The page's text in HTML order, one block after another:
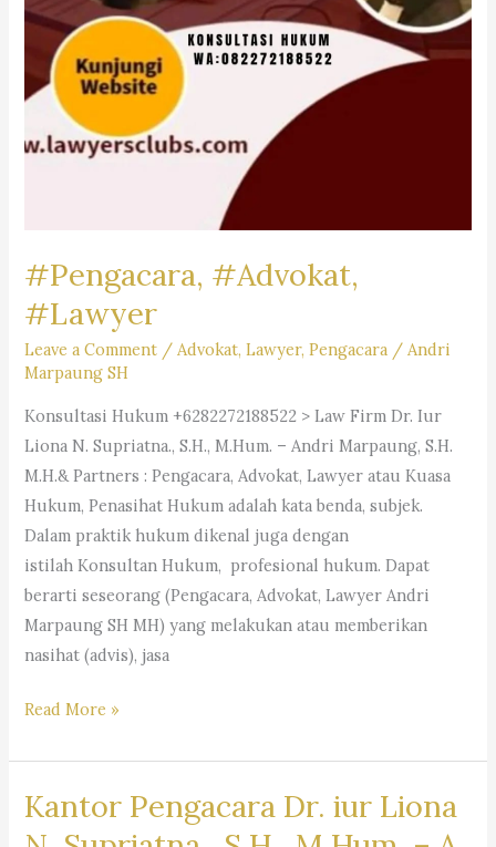
M.Hum.
Andri
Marpaung,
SH,
#Pengacara, #Advokat,
#Lawyer
Leave a Comment /Advokat,Lawyer,Pengacara /Andri
Marpaung SH
Konsultasi Hukum +6282272188522 > Law Firm Dr. Iur
Liona N. Supriatna., S.H., M.Hum. – Andri Marpaung, S.H.
M.H.& Partners : Pengacara, Advokat, Lawyer atau Kuasa
Hukum, Penasihat Hukum adalah kata benda, subjek.
Dalam praktik hukum dikenal juga dengan
istilah Konsultan Hukum, profesional hukum. Dapat
berarti seseorang (Pengacara, Advokat, Lawyer Andri
Marpaung SH MH) yang melakukan atau memberikan
nasihat (advis), jasa
#Pengacara, #Advokat,
Read More »
Kantor Pengacara Dr. iur Liona